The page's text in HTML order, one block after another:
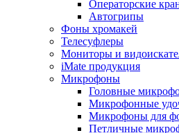
Операторские
Автогрипы
Фоны хромакей
Телесуфлеры
Мониторы и
iMate продукция
Микрофоны
Головные
Микрофонные
Микрофоны для
Петличные